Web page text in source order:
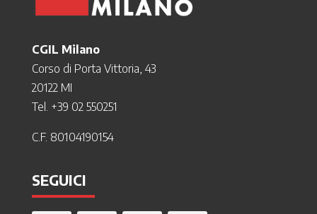
CGIL Milano
Corso di Porta Vittoria, 43
20122 MI
Tel. +39 02 550251
C.F. 80104190154
SEGUICI